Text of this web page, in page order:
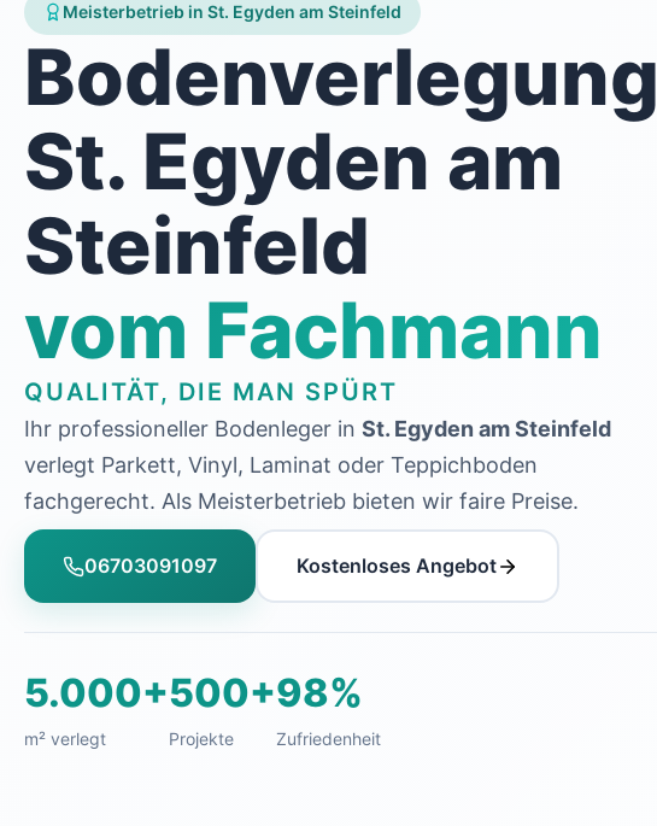
Meisterbetrieb in St. Egyden am Steinfeld
Bodenverlegung
St. Egyden am
Steinfeld
vom Fachmann
QUALITÄT, DIE MAN SPÜRT
Ihr professioneller Bodenleger in St. Egyden am Steinfeld
verlegt Parkett, Vinyl, Laminat oder Teppichboden
fachgerecht. Als Meisterbetrieb bieten wir faire Preise.
06703091097 Kostenloses Angebot
5.000+
m² verlegt
500+
Projekte
98%
Zufriedenheit